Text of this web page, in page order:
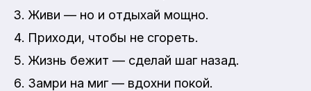
Живи — но и отдыхай мощно.
Приходи, чтобы не сгореть.
Жизнь бежит — сделай шаг назад.
Замри на миг — вдохни покой.